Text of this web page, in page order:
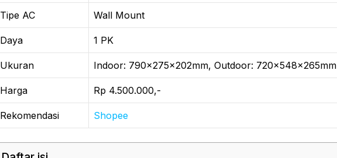
Tipe AC Wall Mount
Daya 1 PK
Ukuran Indoor: 790x275x202mm, Outdoor: 720x548x265mm
Harga Rp 4.500.000,-
Rekomendasi Shopee